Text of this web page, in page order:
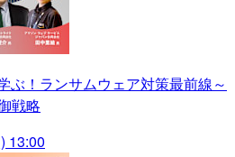
ぶ！ランサムウェア対策最前線～
戦略
13:00